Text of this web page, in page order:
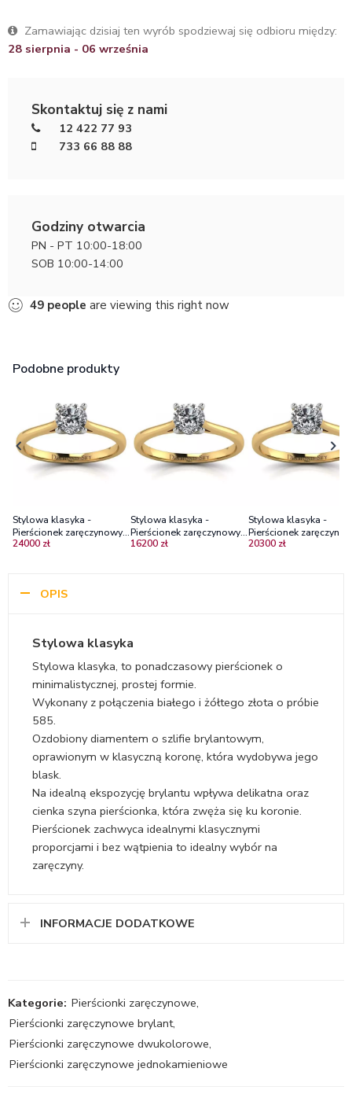
Zamawiając dzisiaj ten wyrób spodziewaj się odbioru między:
28 sierpnia - 06 września
Skontaktuj się z nami
12 422 77 93
733 66 88 88
Godziny otwarcia
PN - PT 10:00-18:00
SOB 10:00-14:00
49 people are viewing this right now
Podobne produkty
Stylowa klasyka -
Pierścionek zaręczynowy z
dwukolorowego złota z
24000 zł
Stylowa klasyka -
Pierścionek zaręczynowy z
żółtego i białego złota z
16200 zł
Stylowa klasyka -
Pierścionek
dwukolorowego złota
20300 zł
OPIS
Stylowa klasyka
Stylowa klasyka, to ponadczasowy pierścionek o
minimalistycznej, prostej formie.
Wykonany z połączenia białego i żółtego złota o próbie
585.
Ozdobiony diamentem o szlifie brylantowym,
oprawionym w klasyczną koronę, która wydobywa jego
blask.
Na idealną ekspozycję brylantu wpływa delikatna oraz
cienka szyna pierścionka, która zwęża się ku koronie.
Pierścionek zachwyca idealnymi klasycznymi
proporcjami i bez wątpienia to idealny wybór na
zaręczyny.
INFORMACJE DODATKOWE
Kategorie: Pierścionki zaręczynowe,
Pierścionki zaręczynowe brylant,
Pierścionki zaręczynowe dwukolorowe,
Pierścionki zaręczynowe jednokamieniowe